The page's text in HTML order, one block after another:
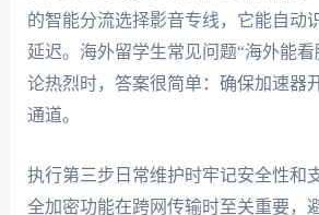
的智能分流选择影音专线，它能自动
延迟。海外留学生常见问题“海外能
论热烈时，答案很简单：确保加速器
通道。
执行第三步日常维护时牢记安全性和
全加密功能在跨网传输时至关重要，